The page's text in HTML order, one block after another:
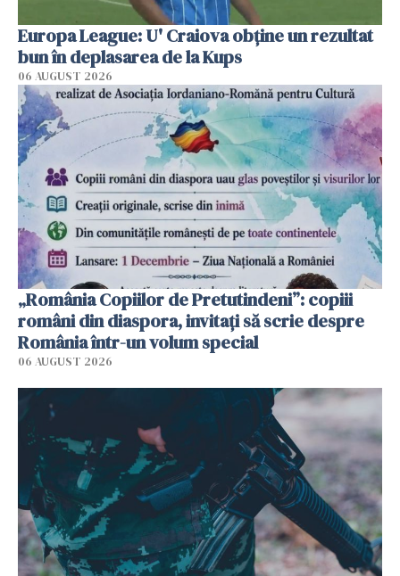
Europa League: U' Craiova obține un rezultat
bun în deplasarea de la Kups
06 AUGUST 2026
„România Copiilor de Pretutindeni”: copiii
români din diaspora, invitați să scrie despre
România într-un volum special
06 AUGUST 2026